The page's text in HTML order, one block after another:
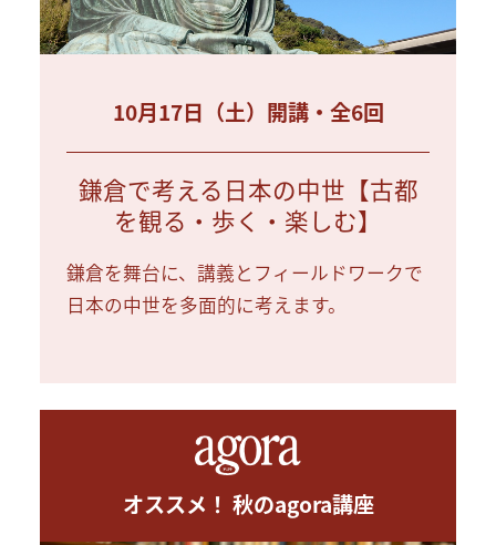
10月17日（土）開講・全6回
鎌倉で考える日本の中世【古都
を観る・歩く・楽しむ】
鎌倉を舞台に、講義とフィールドワークで
日本の中世を多面的に考えます。
オススメ！ 秋のagora講座